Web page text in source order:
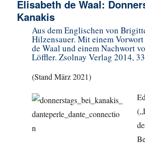
Elisabeth de Waal:
Kanakis
Aus dem Englischen von
Hilzensauer. Mit einem
de Waal und einem Nachwort
Löffler. Zsolnay Verlag 2014,
(Stand März 2021)